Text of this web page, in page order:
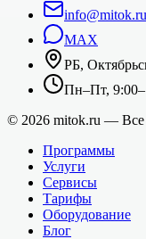
info@mitok.ru
MAX
РБ,
Пн–Пт,
© 2026 mitok.ru — Все
Программы
Услуги
Сервисы
Тарифы
Оборудование
Блог